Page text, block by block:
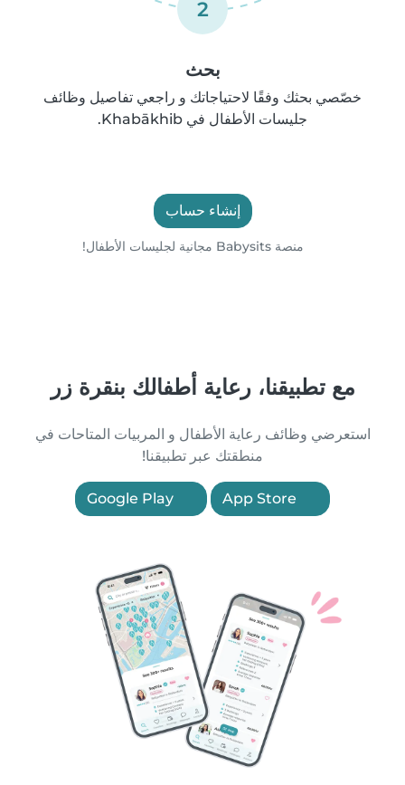
2
بحث
خصّصي بحثك وفقًا لاحتياجاتك و راجعي تفاصيل وظائف
جليسات الأطفال في Khabākhib.
إنشاء حساب
منصة Babysits مجانية لجليسات الأطفال!
مع تطبيقنا، رعاية أطفالك بنقرة زر
استعرضي وظائف رعاية الأطفال و المربيات المتاحات في
منطقتك عبر تطبيقنا!